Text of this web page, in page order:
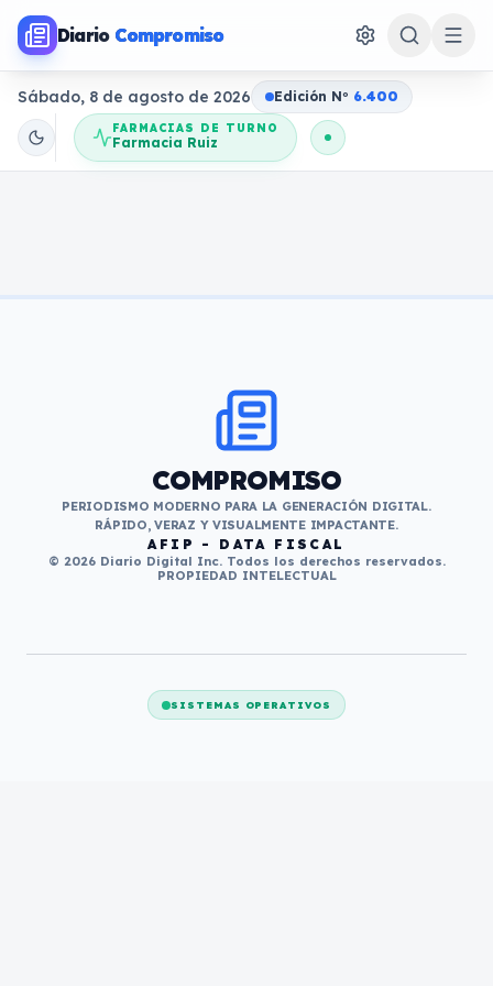
Diario Compromiso
Sábado, 8 de agosto de 2026 Edición No 6.400
FARMACIAS DE TURNO
Farmacia Ruiz
COMPROMISO
PERIODISMO MODERNO PARA LA GENERACIÓN DIGITAL.
RÁPIDO, VERAZ Y VISUALMENTE IMPACTANTE.
AFIP - DATA FISCAL
© 2026 Diario Digital Inc. Todos los derechos reservados.
PROPIEDAD INTELECTUAL
SISTEMAS OPERATIVOS